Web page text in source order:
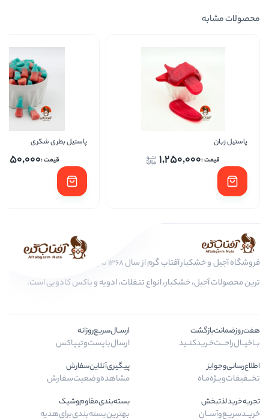
فروشگاه آجیل و خشکبار آفتاب گرم از سال 1368 تا به امروز، عرضه کننده مرغوب
انواع تنقلات، ادویه و باکس کادویی است.
ارســال‌سریع‌روزانه
ارسال‌با‌پست‌و‌تیپاکس
پیگیری‌آنلاین‌سفارش
مشاهده‌وضعیت‌سفارش
بسته‌بندی‌مقاوم‌وشیک
بهترین‌بسته‌بندی‌برای‌هدیه